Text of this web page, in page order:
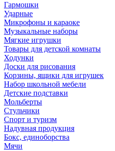
Гармошки
Ударные
Микрофоны и караоке
Музыкальные наборы
Мягкие игрушки
Товары для детской комнаты
Ходунки
Доски для рисования
Корзины, ящики для игрушек
Набор школьной мебели
Детские подставки
Мольберты
Стульчики
Спорт и туризм
Надувная продукция
Бокс, единоборства
Мячи